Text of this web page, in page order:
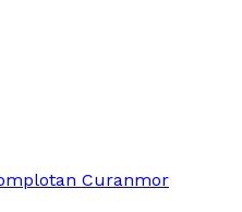
Curanmor